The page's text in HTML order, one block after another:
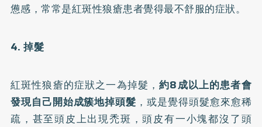
憊感，常常是紅斑性狼瘡患者覺得最不舒服的症狀。
4. 掉髮
紅斑性狼瘡的症狀之一為掉髮，約8成以上的患者會
發現自己開始成簇地掉頭髮 ，或是覺得頭髮愈來愈稀
疏，甚至頭皮上出現禿斑，頭皮有一小塊都沒了頭